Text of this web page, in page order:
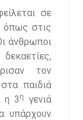
σε
όπως στις
άνθρωποι
τον
παιδιά
η 3 η
γενιά
υπάρχουν